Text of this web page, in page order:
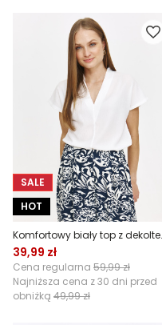
SALE
HOT
39,99 zł
Cena regularna 59,99 zł
Najniższa cena z 30 dni przed
obniżką 49,99 zł